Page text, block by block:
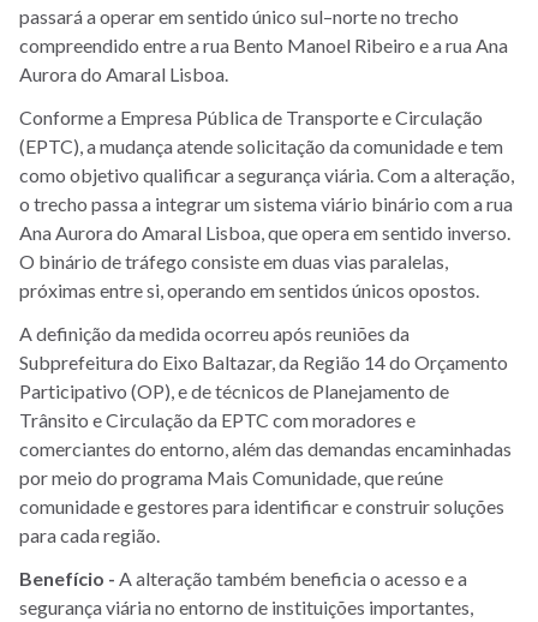
passará a operar em sentido único sul–norte no trecho
compreendido entre a rua Bento Manoel Ribeiro e a rua Ana
Aurora do Amaral Lisboa.
Conforme a Empresa Pública de Transporte e Circulação
(EPTC), a mudança atende solicitação da comunidade e tem
como objetivo qualificar a segurança viária. Com a alteração,
o trecho passa a integrar um sistema viário binário com a rua
Ana Aurora do Amaral Lisboa, que opera em sentido inverso.
O binário de tráfego consiste em duas vias paralelas,
próximas entre si, operando em sentidos únicos opostos.
A definição da medida ocorreu após reuniões da
Subprefeitura do Eixo Baltazar, da Região 14 do Orçamento
Participativo (OP), e de técnicos de Planejamento de
Trânsito e Circulação da EPTC com moradores e
comerciantes do entorno, além das demandas encaminhadas
por meio do programa Mais Comunidade, que reúne
comunidade e gestores para identificar e construir soluções
para cada região.
Benefício - A alteração também beneficia o acesso e a
segurança viária no entorno de instituições importantes,